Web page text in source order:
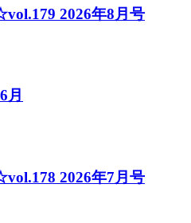
2026年8月号
月
2026年7月号